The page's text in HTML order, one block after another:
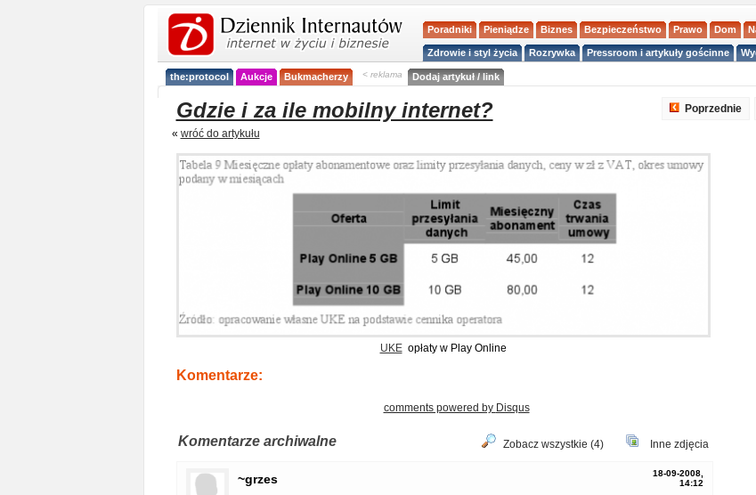
Poradniki Pieniądze Biznes Bezpieczeństwo Prawo Dom
Zdrowie i styl życia Rozrywka Pressroom i artykuły gościnne
the:protocol Aukcje Bukmacherzy < reklama Dodaj artykuł / link
Gdzie i za ile mobilny internet?
« wróć do artykułu
Poprzednie
UKEopłaty w Play Online
Komentarze:
comments powered by Disqus
Komentarze archiwalne Zobacz wszystkie (4) Inne zdjęcia
~grzes
18-09-2008,
14:12